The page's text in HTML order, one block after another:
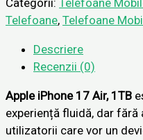
Categorii: Telefoane
Telefoane, Telefoane
Descriere
Recenzii (0)
AppleiPhone 17 Air, 1TB
experiență fluidă, dar
utilizatorii care vor un